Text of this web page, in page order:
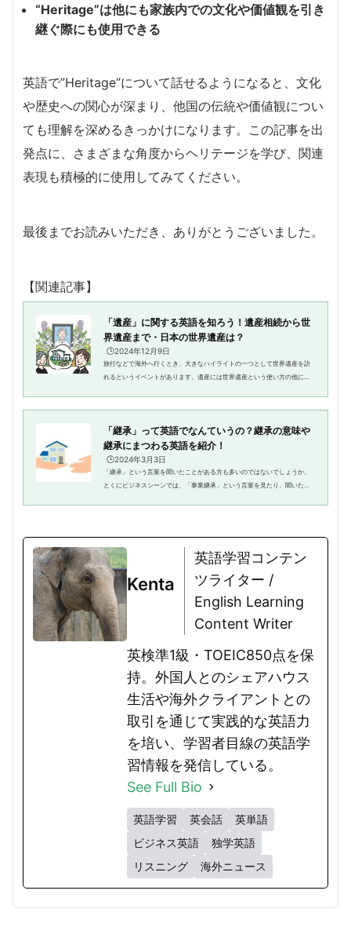
“Heritage”は他にも家族内での文化や価値観を引き
継ぐ際にも使用できる
英語で”Heritage”について話せるようになると、文化
や歴史への関心が深まり、他国の伝統や価値観につい
ても理解を深めるきっかけになります。この記事を出
発点に、さまざまな角度からヘリテージを学び、関連
表現も積極的に使用してみてください。
最後までお読みいただき、ありがとうございました。
【関連記事】
「遺産」に関する英語を知ろう！遺産相続から世
界遺産まで・日本の世界遺産は？
🕒️2024年12月9日
旅行などで海外へ行くとき、大きなハイライトの一つとして世界遺産を訪
れるというイベントがあります。遺産には世界遺産という使い方の他に、
「継承」って英語でなんていうの？継承の意味や
継承にまつわる英語を紹介！
🕒️2024年3月3日
「継承」という言葉を聞いたことがある方も多いのではないでしょうか。
とくにビジネスシーンでは、「事業継承」という言葉を見たり、聞いたり
Kenta
英語学習コンテン
ツライター /
English Learning
Content Writer
英検準1級・TOEIC850点を保
持。外国人とのシェアハウス
生活や海外クライアントとの
取引を通じて実践的な英語力
を培い、学習者目線の英語学
習情報を発信している。
See Full Bio
英語学習 英会話
英単語
ビジネス英語
独学英語
リスニング
海外ニュース